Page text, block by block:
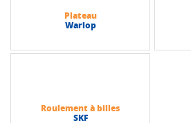
puissance constante sur demande
• Indice de protection : IP 55 avec protection
• Indice de résistance aux chocs : IK 07
• Altitude de fonctionnement recommandée :
Plateau
Warlop
Roulement à billes
SKF